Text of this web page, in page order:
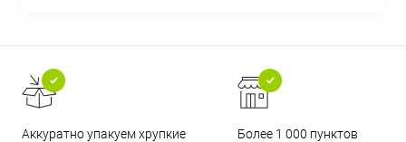
Аккуратно упакуем хрупкие
Более 1 000 пунктов